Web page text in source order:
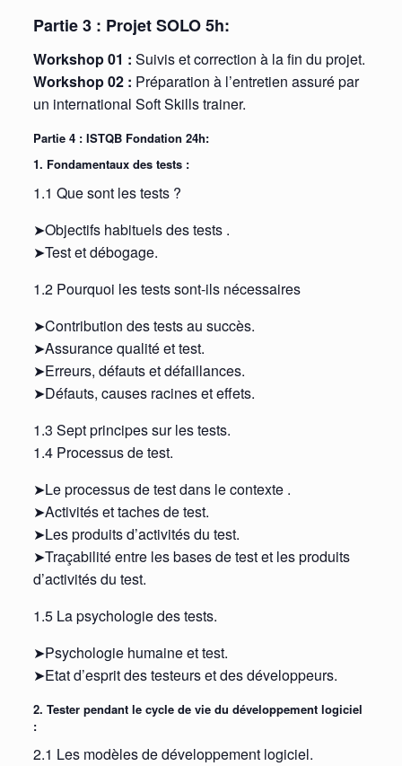
Partie 3 : Projet SOLO 5h:
Workshop 01 : Suivis et correction à la fin du projet.
Workshop 02 : Préparation à l’entretien assuré par
un international Soft Skills trainer.
Partie 4 : ISTQB Fondation 24h:
1. Fondamentaux des tests :
1.1 Que sont les tests ?
➤Objectifs habituels des tests .
➤Test et débogage.
1.2 Pourquoi les tests sont-ils nécessaires
➤Contribution des tests au succès.
➤Assurance qualité et test.
➤Erreurs, défauts et défaillances.
➤Défauts, causes racines et effets.
1.3 Sept principes sur les tests.
1.4 Processus de test.
➤Le processus de test dans le contexte .
➤Activités et taches de test.
➤Les produits d’activités du test.
➤Traçabilité entre les bases de test et les produits
d’activités du test.
1.5 La psychologie des tests.
➤Psychologie humaine et test.
➤Etat d’esprit des testeurs et des développeurs.
2. Tester pendant le cycle de vie du développement logiciel
:
2.1 Les modèles de développement logiciel.